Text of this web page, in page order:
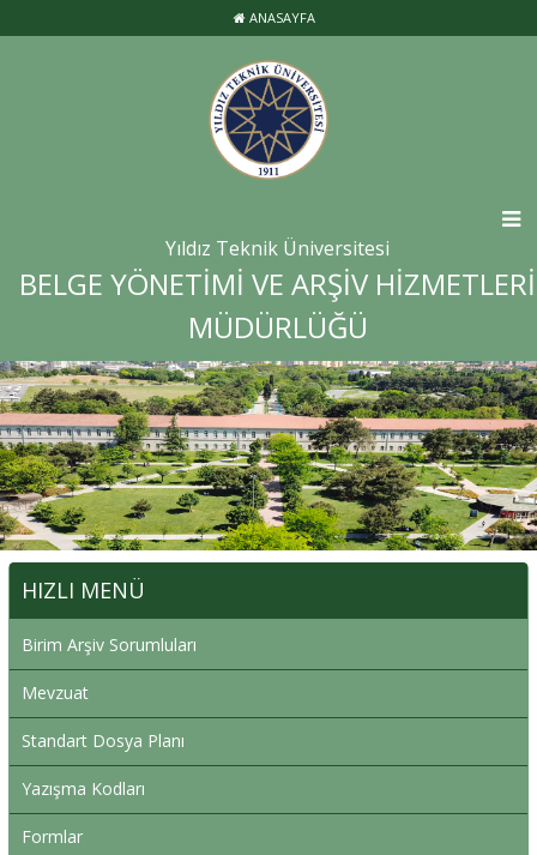
ANASAYFA
Yıldız Teknik Üniversitesi
BELGE YÖNETİMİ VE ARŞİV HİZMETLERİ
MÜDÜRLÜĞÜ
HIZLI MENÜ
Birim Arşiv Sorumluları
Mevzuat
Standart Dosya Planı
Yazışma Kodları
Formlar